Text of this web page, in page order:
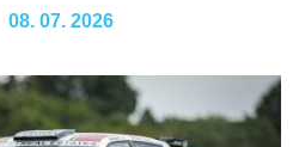
08. 07. 2026